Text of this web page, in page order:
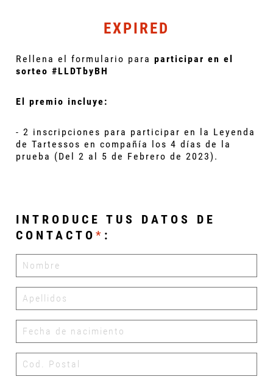
INTRODUCE TUS DATOS DE
CONTACTO* :
EXPIRED
Rellena el formulario paraparticipar en el
sorteo #LLDTbyBH
El premio incluye:
- 2 inscripciones para participar en la Leyenda
de Tartessos en compañía los 4 días de la
prueba (Del 2 al 5 de Febrero de 2023).